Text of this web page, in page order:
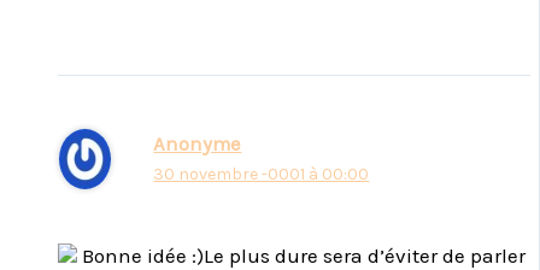
Anonyme
30 novembre -0001 à 00:00
Bonne idée :)Le plus dure sera d’éviter de parler